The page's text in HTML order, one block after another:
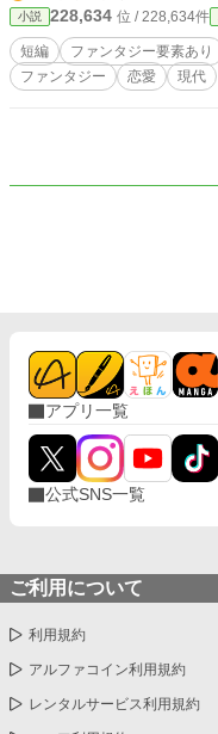
小説 228,634 位 / 228,634件
短編 ファンタジー要素あり
ファンタジー
恋愛 現代
アプリ一覧
公式SNS一覧
ご利用について
利用規約
アルファコイン利用規約
レンタルサービス利用規約